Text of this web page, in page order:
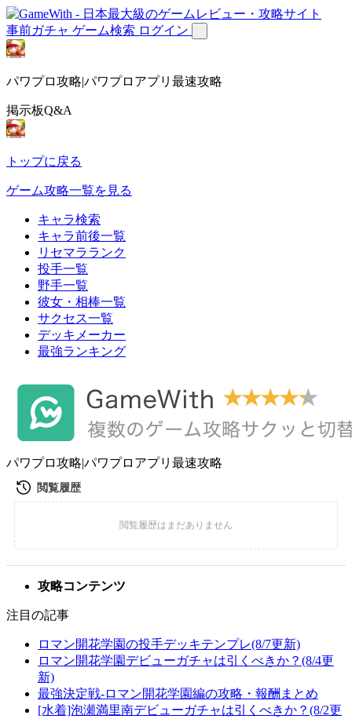
事前ガチャ ゲーム検索 ログイン
パワプロ攻略|パワプロアプリ最速攻略
掲示板Q&A
トップに戻る
ゲーム攻略一覧を見る
キャラ検索
キャラ前後一覧
リセマラランク
投手一覧
野手一覧
彼女・相棒一覧
サクセス一覧
デッキメーカー
最強ランキング
パワプロ攻略|パワプロアプリ最速攻略
攻略コンテンツ
注目の記事
ロマン開花学園の投手デッキテンプレ(8/7更新)
ロマン開花学園デビューガチャは引くべきか？(8/4更
新)
最強決定戦-ロマン開花学園編の攻略・報酬まとめ
[水着]泡瀬満里南デビューガチャは引くべきか？(8/2更